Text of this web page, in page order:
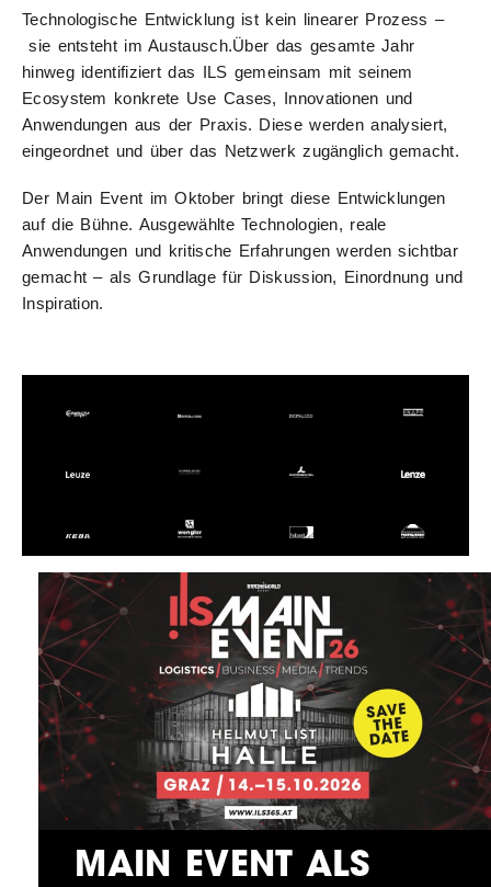
Technologische Entwicklung ist kein linearer Prozess –
sie entsteht im Austausch.Über das gesamte Jahr
hinweg identifiziert das ILS gemeinsam mit seinem
Ecosystem konkrete Use Cases, Innovationen und
Anwendungen aus der Praxis. Diese werden analysiert,
eingeordnet und über das Netzwerk zugänglich gemacht.
Der Main Event im Oktober bringt diese Entwicklungen
auf die Bühne. Ausgewählte Technologien, reale
Anwendungen und kritische Erfahrungen werden sichtbar
gemacht – als Grundlage für Diskussion, Einordnung und
Inspiration.
MAIN EVENT ALS